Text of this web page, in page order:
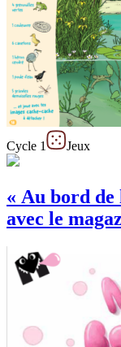
Cycle 1 Jeux
« Au bord de
avec le